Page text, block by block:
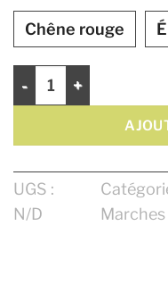
Chêne rouge
UGS :
N/D